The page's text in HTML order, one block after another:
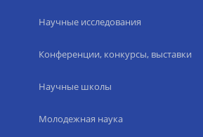
Научные исследования
Конференции, конкурсы, выставки
Научные школы
Молодежная наука